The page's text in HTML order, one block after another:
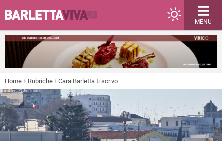
MENU
Home Rubriche Cara Barletta ti scrivo